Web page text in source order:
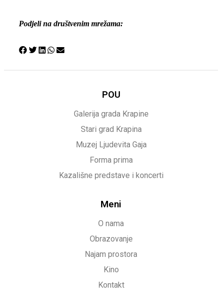
Podjeli na društvenim mrežama:
POU
Galerija grada Krapine
Stari grad Krapina
Muzej Ljudevita Gaja
Forma prima
Kazališne predstave i koncerti
Meni
O nama
Obrazovanje
Najam prostora
Kino
Kontakt